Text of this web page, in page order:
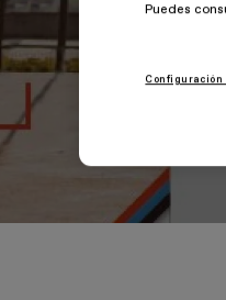
Puedes
Configuración